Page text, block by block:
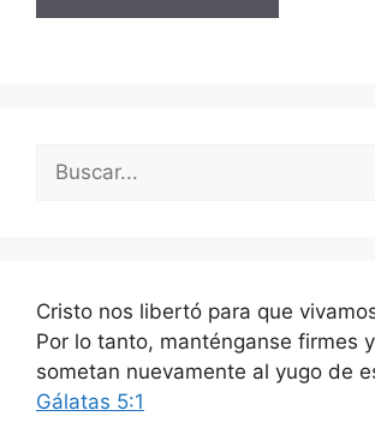
Buscar:
Cristo nos libertó para que
Por lo tanto, manténganse firmes
sometan nuevamente al yugo de
Gálatas 5:1